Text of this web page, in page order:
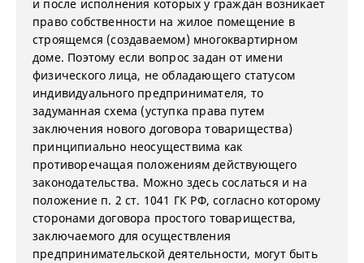
и после исполнения которых у граждан возникает
право собственности на жилое помещение в
строящемся (создаваемом) многоквартирном
доме. Поэтому если вопрос задан от имени
физического лица, не обладающего статусом
индивидуального предпринимателя, то
задуманная схема (уступка права путем
заключения нового договора товарищества)
принципиально неосуществима как
противоречащая положениям действующего
законодательства. Можно здесь сослаться и на
положение п. 2 ст. 1041 ГК РФ, согласно которому
сторонами договора простого товарищества,
заключаемого для осуществления
предпринимательской деятельности, могут быть